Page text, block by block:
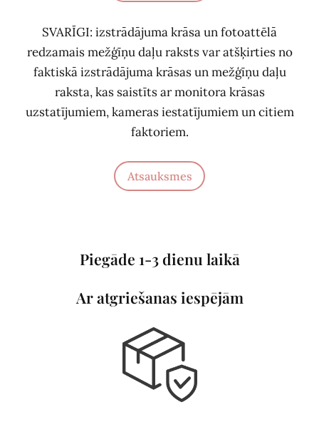
SVARĪGI: izstrādājuma krāsa un fotoattēlā
redzamais mežģīņu daļu raksts var atšķirties no
faktiskā izstrādājuma krāsas un mežģīņu daļu
raksta, kas saistīts ar monitora krāsas
uzstatījumiem, kameras iestatījumiem un citiem
faktoriem.
Atsauksmes
Piegāde 1-3 dienu laikā
Ar atgriešanas iespējām